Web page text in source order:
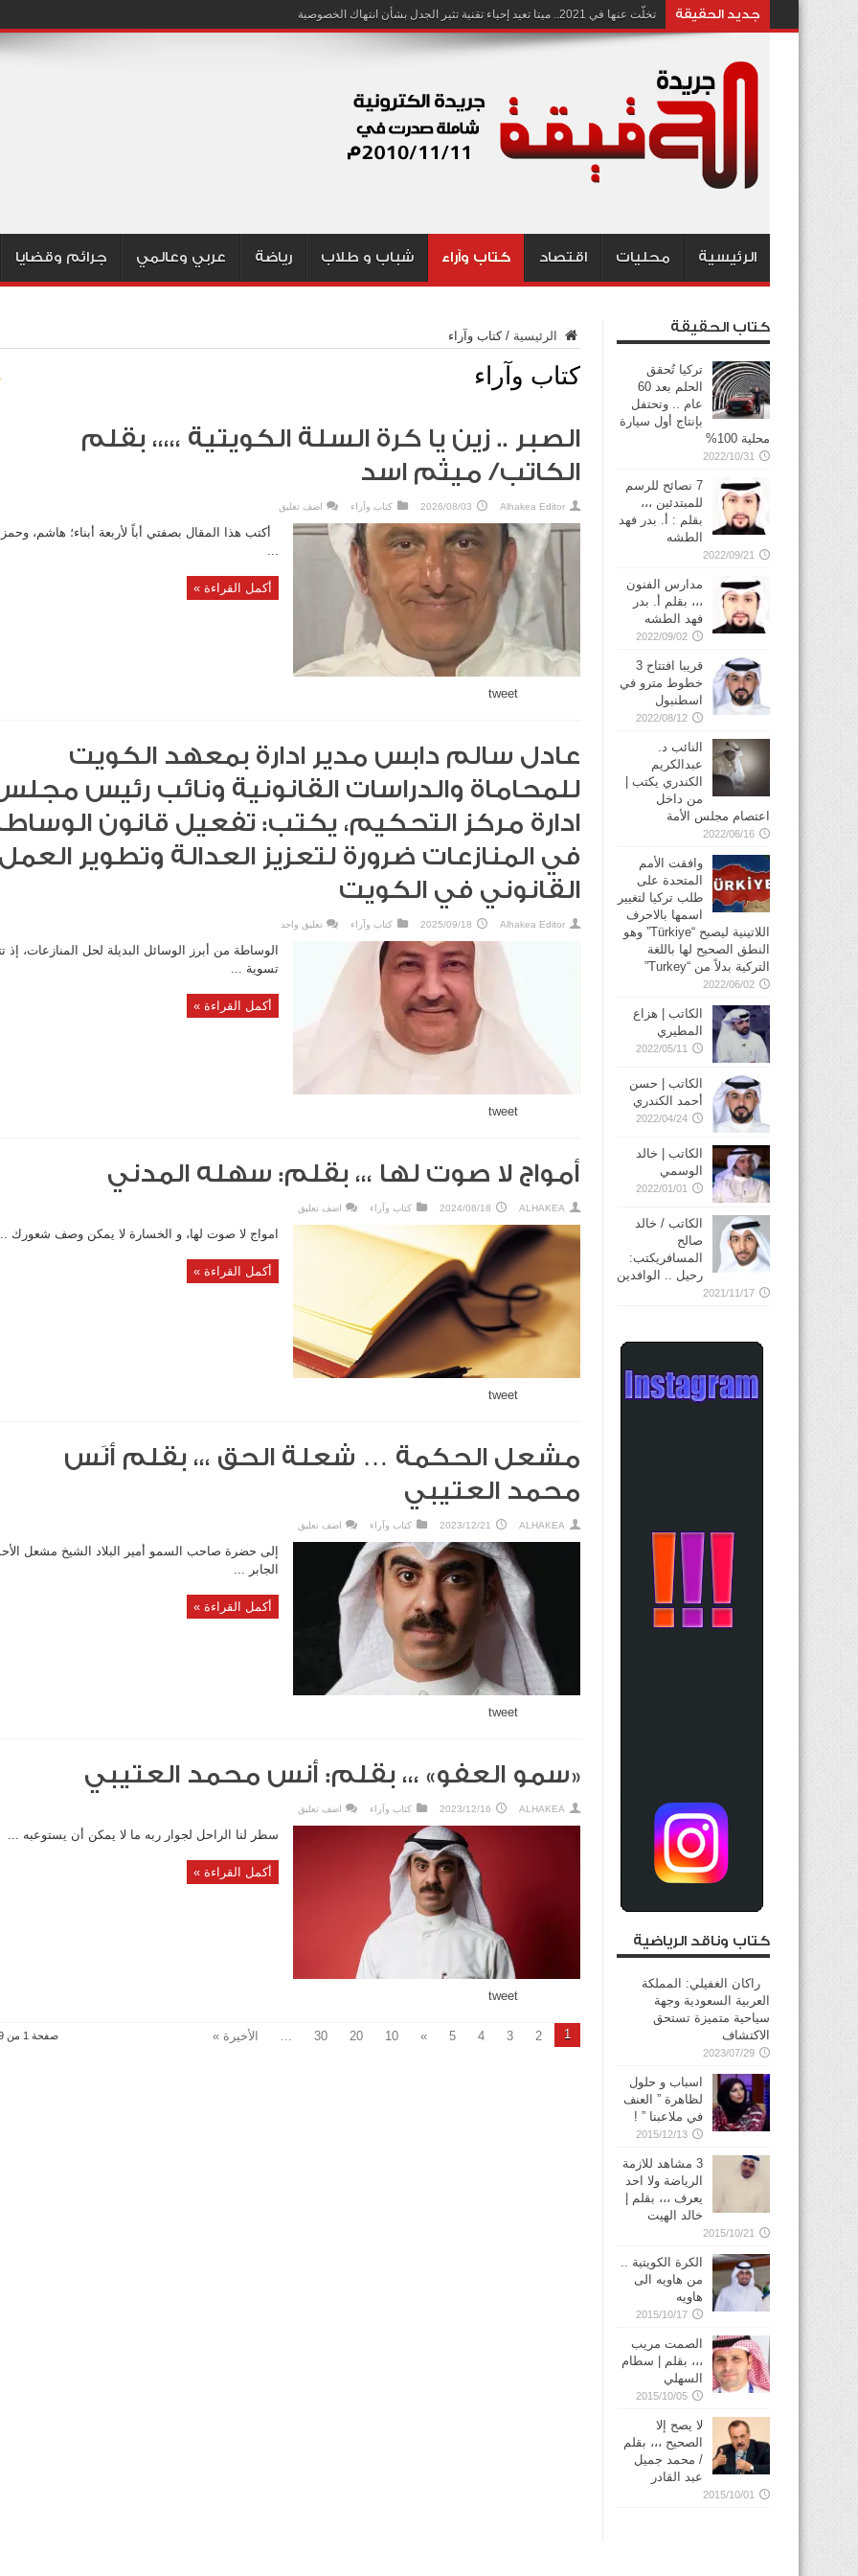
جديد الحقيقة تخلّت عنها في 2021.. ميتا تعيد إحياء تقنية تثير الجدل بشأن انتهاك الخصوصية
الرئيسية محليات اقتصاد كتاب وآراء شباب و طلاب رياضة عربي وعالمي جرائم وقضايا
الرئيسية / كتاب وآراء
كتاب وآراء
الصبر .. زين يا كرة السلة الكويتية ،،،،، بقلم
الكاتب/ ميثم اسد
Alhakea Editor
2026/08/03 كتاب وآراء اضف تعليق
أكتب هذا المقال بصفتي أباً لأربعة أبناء؛ هاشم،
...
أكمل القراءة »
tweet
عادل سالم دابس مدير ادارة بمعهد الكويت
للمحاماة والدراسات القانونية ونائب رئيس
ادارة مركز التحكيم، يكتب: تفعيل قانون
في المنازعات ضرورة لتعزيز العدالة وتطوير
القانوني في الكويت
Alhakea Editor
2025/09/18 كتاب وآراء تعليق واحد
الوساطة من أبرز الوسائل البديلة لحل المنازعات، إذ
تسوية ...
أكمل القراءة »
tweet
أمواج لا صوت لها ،،، بقلم: سهله المدني
ALHAKEA
2024/08/18 كتاب وآراء اضف تعليق
امواج لا صوت لها، و الخسارة لا يمكن وصف شعورك
أكمل القراءة »
tweet
مشعل الحكمة … شعلة الحق ،،، بقلم أنَس
محمد العتيبي
ALHAKEA
2023/12/21 كتاب وآراء اضف تعليق
إلى حضرة صاحب السمو أمير البلاد الشيخ مشعل
الجابر ...
أكمل القراءة »
tweet
«سمو العفو» ،،، بقلم: أنس محمد العتيبي
ALHAKEA
2023/12/16 كتاب وآراء اضف تعليق
سطر لنا الراحل لجوار ربه ما لا يمكن أن يستوعبه ...
أكمل القراءة »
tweet
صفحة 1 من 359 1
2
3
4
5
»
10
20
30
... الأخيرة »
كتاب الحقيقة
تركيا تُحقق
الحلم بعد 60
عام .. وتحتفل
بإنتاج أول سيارة
محلية 100%
2022/10/31
7 نصائح للرسم
للمبتدئين ،،،
بقلم : أ. بدر فهد
الطشه
2022/09/21
مدارس الفنون
،،، بقلم أ. بدر
فهد الطشه
2022/09/02
قريبا افتتاح 3
خطوط مترو في
2022/08/12
النائب د.
عبدالكريم
الكندري يكتب |
من داخل
اعتصام مجلس الأمة
2022/06/16
وافقت الأمم
المتحدة على
طلب تركيا لتغيير
اسمها بالاحرف
اللاتينية ليصبح “Türkiye” وهو
النطق الصحيح لها باللغة
التركية بدلاً من “Turkey”
2022/06/02
الكاتب | هزاع
المطيري
2022/05/11
الكاتب | حسن
أحمد الكندري
2022/04/24
الكاتب | خالد
الوسمي
2022/01/01
الكاتب / خالد
صالح
المسافريكتب:
رحيل .. الوافدين
2021/11/17
كتاب وناقد الرياضية
راكان الغفيلي: المملكة
العربية السعودية وجهة
سياحية متميزة تستحق
الاكتشاف
2023/07/29
اسباب و حلول
لظاهرة ” العنف
في ملاعبنا ” !
2015/12/13
3 مشاهد للازمة
الرياضة ولا احد
يعرف ،،، بقلم |
خالد الهيت
2015/10/21
الكرة الكويتية ..
من هاويه الى
هاويه
2015/10/17
الصمت مريب
،،، بقلم | سطام
السهلي
2015/10/05
لا يصح إلا
الصحيح ،،، بقلم
/ محمد جميل
عبد القادر
2015/10/01